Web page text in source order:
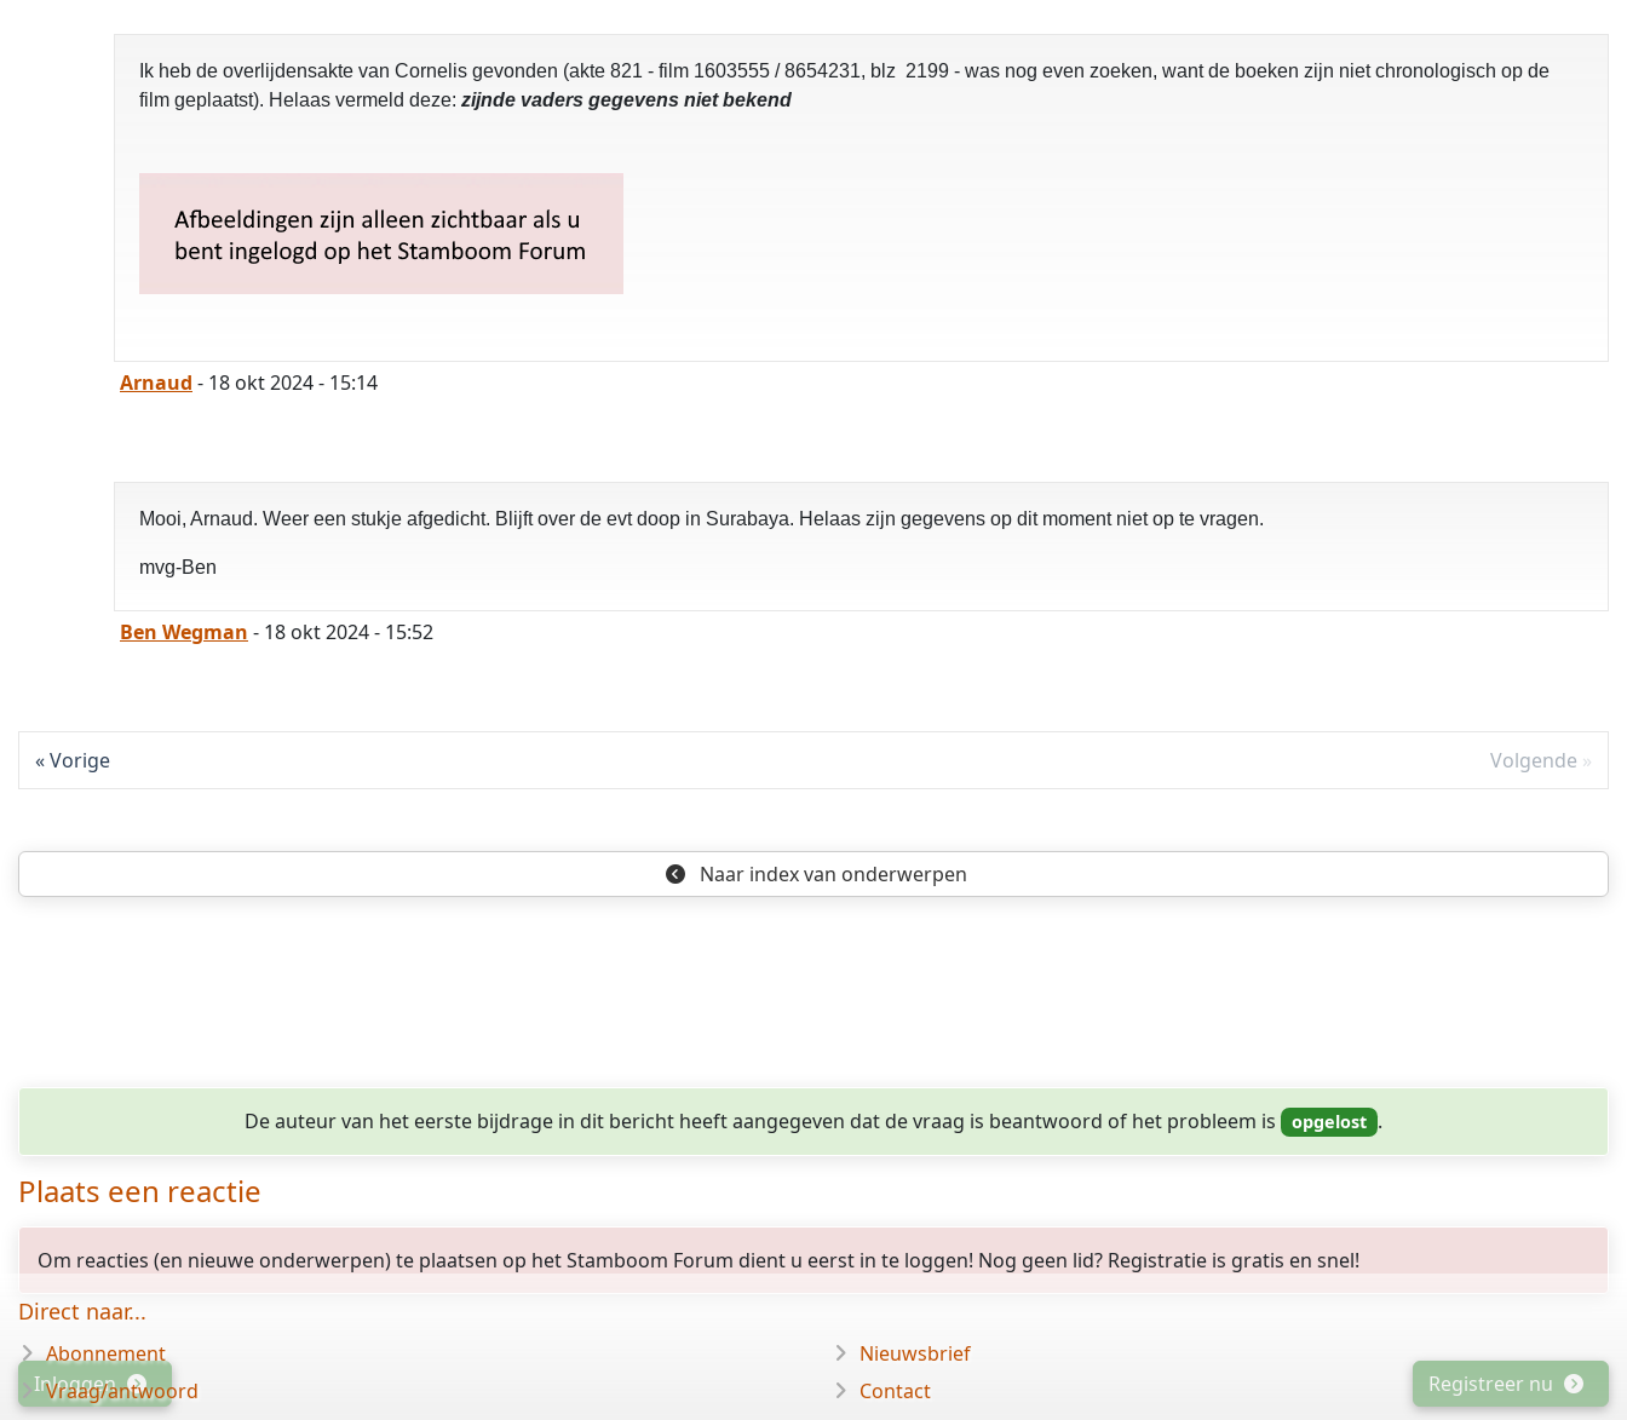
Ik heb de overlijdensakte van Cornelis gevonden (akte 821 - film 1603555 / 8654231, blz 2199 - was nog even zoeken, want de boeken zijn niet chronologisch op de
film geplaatst). Helaas vermeld deze: zijnde vaders gegevens niet bekend
Arnaud - 18 okt 2024 - 15:14
Mooi, Arnaud. Weer een stukje afgedicht. Blijft over de evt doop in Surabaya. Helaas zijn gegevens op dit moment niet op te vragen.
mvg-Ben
Ben Wegman - 18 okt 2024 - 15:52
Vorige Volgende
Naar indexvan onderwerpen
De auteur van het eerste bijdrage in dit bericht heeft aangegeven dat de vraag is beantwoord of het probleem is .
Plaats een reactie
Om reacties (en nieuwe onderwerpen) te plaatsen op het Stamboom Forum dient u eerst in te loggen! Nog geen lid? Registratie is gratis en snel!
Inloggen Registreer nu
Direct naar...
Abonnement
Vraag/antwoord
Nieuwsbrief
Contact